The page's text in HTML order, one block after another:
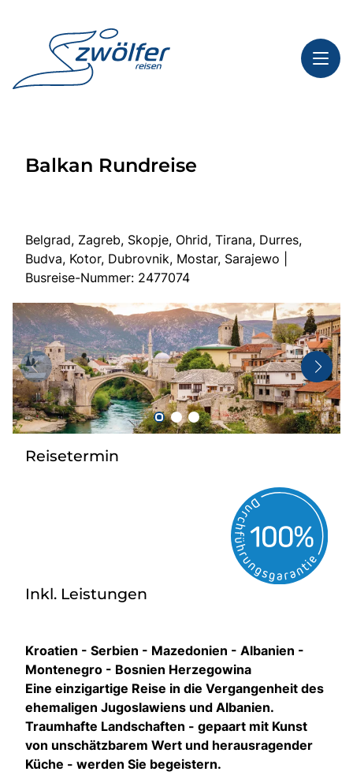
Highlights
Busreisen
Bus mieten
Taxi
Reisebüro
Danube Service
Kontakt
Balkan Rundreise
Belgrad, Zagreb, Skopje, Ohrid, Tirana, Durres,
Budva, Kotor, Dubrovnik, Mostar, Sarajewo |
Busreise-Nummer: 2477074
Reisetermin
Inkl. Leistungen
Kroatien - Serbien - Mazedonien - Albanien -
Montenegro - Bosnien Herzegowina
Eine einzigartige Reise in die Vergangenheit des
ehemaligen Jugoslawiens und Albanien.
Traumhafte Landschaften - gepaart mit Kunst
von unschätzbarem Wert und herausragender
Küche - werden Sie begeistern.